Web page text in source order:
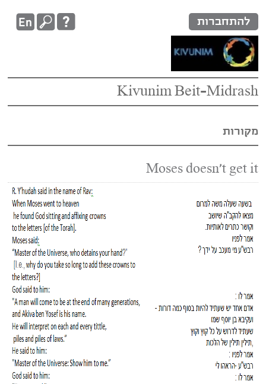
להתחברות
Kivunim Beit-Midrash
מקורות
Moses doesn't get it